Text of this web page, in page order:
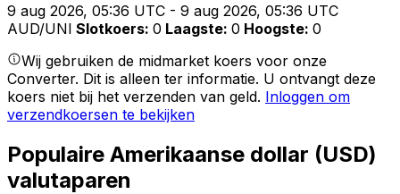
9 aug 2026, 05:36 UTC - 9 aug 2026, 05:36 UTC
AUD/UNI Slotkoers: 0 Laagste: 0 Hoogste: 0
Wij gebruiken de midmarket koers voor onze
Converter. Dit is alleen ter informatie. U ontvangt deze
koers niet bij het verzenden van geld. Inloggen om
verzendkoersen te bekijken
Populaire Amerikaanse dollar (USD)
valutaparen